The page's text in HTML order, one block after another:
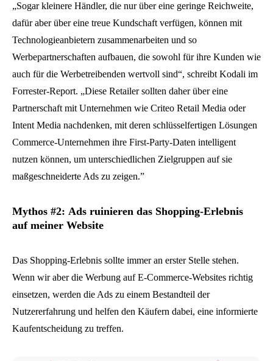
„Sogar kleinere Händler, die nur über eine geringe Reichweite,
dafür aber über eine treue Kundschaft verfügen, können mit
Technologieanbietern zusammenarbeiten und so
Werbepartnerschaften aufbauen, die sowohl für ihre Kunden wie
auch für die Werbetreibenden wertvoll sind“, schreibt Kodali im
Forrester-Report. „Diese Retailer sollten daher über eine
Partnerschaft mit Unternehmen wie Criteo Retail Media oder
Intent Media nachdenken, mit deren schlüsselfertigen Lösungen
Commerce-Unternehmen ihre First-Party-Daten intelligent
nutzen können, um unterschiedlichen Zielgruppen auf sie
maßgeschneiderte Ads zu zeigen.”
Mythos #2: Ads ruinieren das Shopping-Erlebnis
auf meiner Website
Das Shopping-Erlebnis sollte immer an erster Stelle stehen.
Wenn wir aber die Werbung auf E-Commerce-Websites richtig
einsetzen, werden die Ads zu einem Bestandteil der
Nutzererfahrung und helfen den Käufern dabei, eine informierte
Kaufentscheidung zu treffen.